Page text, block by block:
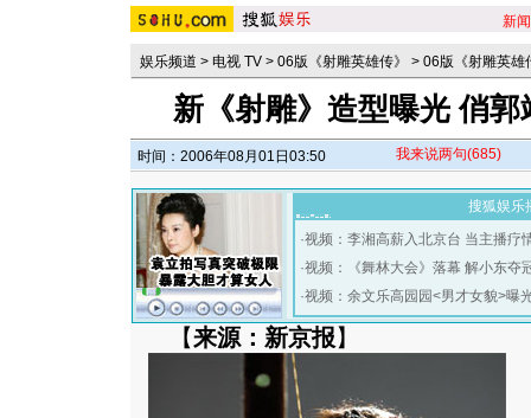
新闻
娱乐频道 > 电视 TV > 06版《射雕英雄传》 > 06版《射雕英雄
新《射雕》造型曝光 俏
时间：2006年08月01日03:50 我来说两句(685)
搜狐娱乐
·视频：李湘高薪入北京台 当主播疗
·视频：《舞林大会》落幕 解小东夺
·视频：余文乐高园园<男才女貌>曝
【来源：新京报】